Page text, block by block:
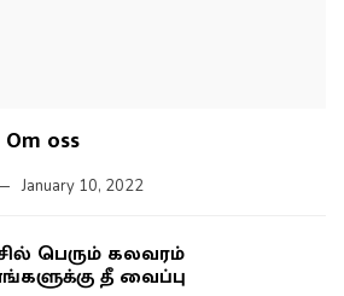
oss
January 10, 2022
பெரும் கலவரம்
தீ வைப்பு